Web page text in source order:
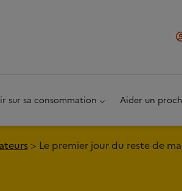
sur sa consommation Aider un
Le premier jour du reste de